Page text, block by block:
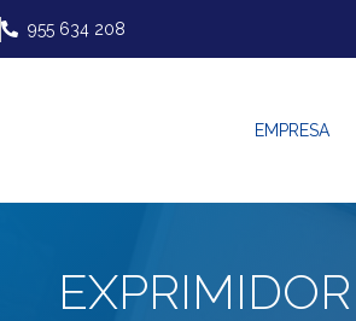
955 634 208
EMPRESA